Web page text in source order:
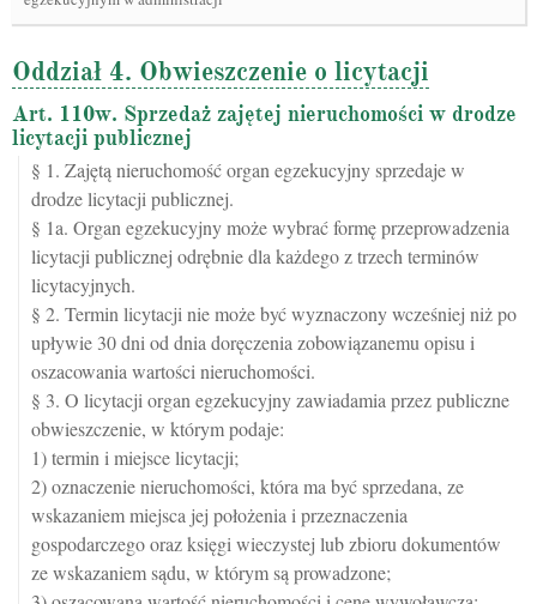
Oddział 4. Obwieszczenie o licytacji
Art. 110w. Sprzedaż zajętej nieruchomości w drodze
licytacji publicznej
§ 1. Zajętą nieruchomość organ egzekucyjny sprzedaje w
drodze licytacji publicznej.
§ 1a. Organ egzekucyjny może wybrać formę przeprowadzenia
licytacji publicznej odrębnie dla każdego z trzech terminów
licytacyjnych.
§ 2. Termin licytacji nie może być wyznaczony wcześniej niż po
upływie 30 dni od dnia doręczenia zobowiązanemu opisu i
oszacowania wartości nieruchomości.
§ 3. O licytacji organ egzekucyjny zawiadamia przez publiczne
obwieszczenie, w którym podaje:
1) termin i miejsce licytacji;
2) oznaczenie nieruchomości, która ma być sprzedana, ze
wskazaniem miejsca jej położenia i przeznaczenia
gospodarczego oraz księgi wieczystej lub zbioru dokumentów
ze wskazaniem sądu, w którym są prowadzone;